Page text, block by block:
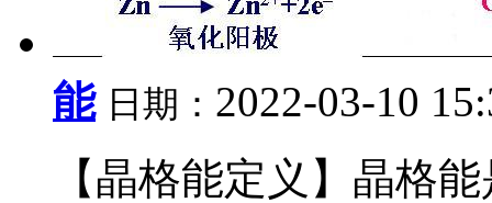
能 日期： 2022-03-10
【晶格能定义】晶格